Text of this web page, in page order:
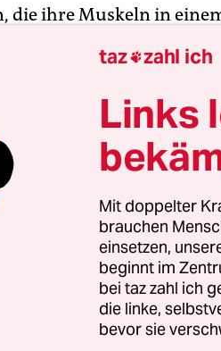
die ihre Muskeln in
die
bloß keine Memme zu
Schwäche, die den
schmucklosen
das Bedrohliche, das
die Rose
ist sofort spürbar. Es
Filmemacherin in
überschäumend von
Zwischen
taz zahl ich
Links
Mit doppelter
brauchen
einsetzen,
beginnt im
bei taz zahl ich
die linke,
bevor sie